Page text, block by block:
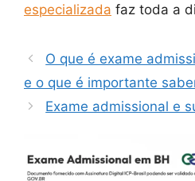
especializada faz toda a
O que é exame
e o que é importante
Exame admissional e